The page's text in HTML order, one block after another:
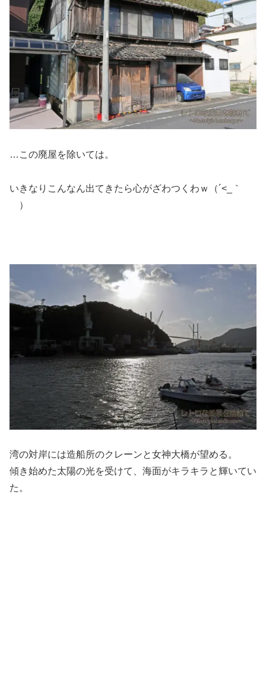
…この廃屋を除いては。
いきなりこんなん出てきたら心がざわつくわｗ（´<_｀
）
湾の対岸には造船所のクレーンと女神大橋が望める。
傾き始めた太陽の光を受けて、海面がキラキラと輝いてい
た。